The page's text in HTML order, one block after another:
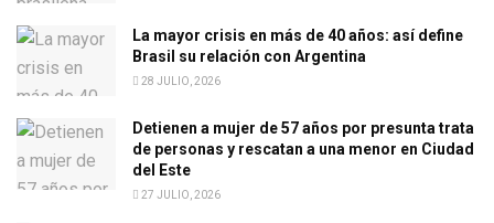
La mayor crisis en más de 40 años: así define
Brasil su relación con Argentina
28 JULIO, 2026
Detienen a mujer de 57 años por presunta trata
de personas y rescatan a una menor en Ciudad
del Este
27 JULIO, 2026